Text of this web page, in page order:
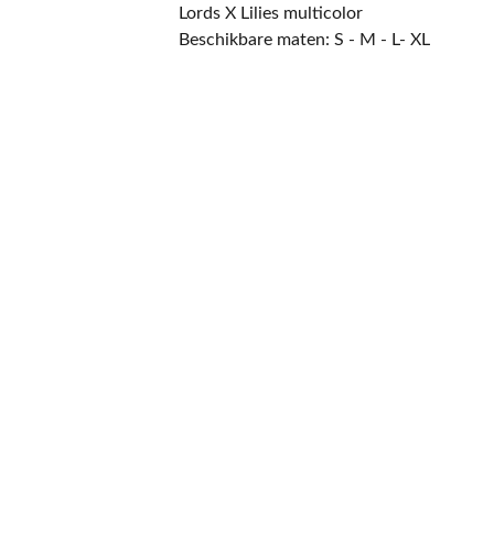
Lords X Lilies multicolor
Beschikbare maten: S - M - L- XL